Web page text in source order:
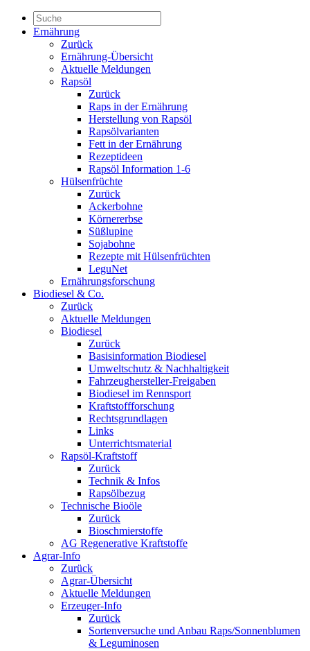
Ernährung
Zurück
Ernährung-Übersicht
Aktuelle Meldungen
Rapsöl
Zurück
Raps in der Ernährung
Herstellung von Rapsöl
Rapsölvarianten
Fett in der Ernährung
Rezeptideen
Rapsöl Information 1-6
Hülsenfrüchte
Zurück
Ackerbohne
Körnererbse
Süßlupine
Sojabohne
Rezepte mit Hülsenfrüchten
LeguNet
Ernährungsforschung
Biodiesel & Co.
Zurück
Aktuelle Meldungen
Biodiesel
Zurück
Basisinformation Biodiesel
Umweltschutz & Nachhaltigkeit
Fahrzeughersteller-Freigaben
Biodiesel im Rennsport
Kraftstoffforschung
Rechtsgrundlagen
Links
Unterrichtsmaterial
Rapsöl-Kraftstoff
Zurück
Technik & Infos
Rapsölbezug
Technische Bioöle
Zurück
Bioschmierstoffe
AG Regenerative Kraftstoffe
Agrar-Info
Zurück
Agrar-Übersicht
Aktuelle Meldungen
Erzeuger-Info
Zurück
Sortenversuche und Anbau Raps/Sonnenblumen
& Leguminosen